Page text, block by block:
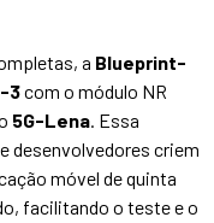
a Blueprint-
3com o módulo NR
5G-Lena. Essa
desenvolvedores criem
móvel de quinta
facilitando o teste e o